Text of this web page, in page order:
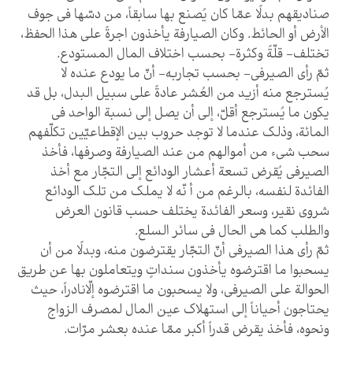
صناديقهم بدلًا عمّا كان يُصنع بها سابقاً، من دسّها في جوف
الأرض أو الحائط. وكان الصيارفة يأخذون اجرةً على هذا الحفظ،
تختلف- قلّةً وكثرة- بحسب اختلاف المال المستودع.
ثمّ رأى الصيرفي- بحسب تجاربه- أنّ ما يودع عنده لا
يُسترجع منه أزيد من العُشر عادةً على سبيل البدل، بل قد
يكون ما يُسترجع أقلّ، إلى أن يصل إلى نسبة الواحد في
المائة، وذلك عندما لا توجد حروب بين الإقطاعيّين تكلّفهم
سحب شي‏ء من أموالهم من عند الصيارفة وصرفها، فأخذ
الصيرفي يُقرض تسعة أعشار الودائع إلى التجّار مع أخذ
الفائدة لنفسه، بالرغم من أ نّه لا يملك من تلك الودائع
شروى نقير، وسعر الفائدة يختلف حسب قانون العرض
والطلب كما هي الحال في سائر السلع.
ثمّ رأى هذا الصيرفي أنّ التجّار يقترضون منه، وبدلًا من أن
يسحبوا ما اقترضوه يأخذون سنداتٍ ويتعاملون بها عن طريق
الحوالة على الصيرفي، ولا يسحبون ما اقترضوه إلّانادراً، حيث
يحتاجون أحياناً إلى استهلاك عين المال لمصرف الزواج
ونحوه، فأخذ يقرض قدراً أكبر ممّا عنده بعشر مرّات.